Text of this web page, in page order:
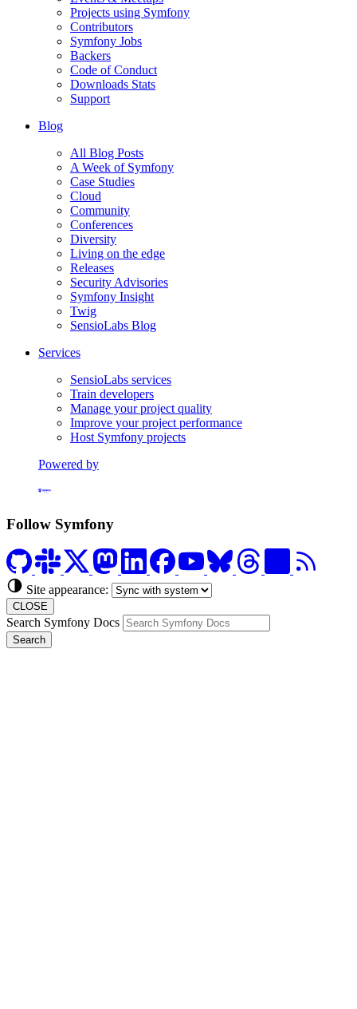
Projects using Symfony
Contributors
Symfony Jobs
Backers
Code of Conduct
Downloads Stats
Support
Blog
All Blog Posts
A Week of Symfony
Case Studies
Cloud
Community
Conferences
Diversity
Living on the edge
Releases
Security Advisories
Symfony Insight
Twig
SensioLabs Blog
Services
SensioLabs services
Train developers
Manage your project quality
Improve your project performance
Host Symfony projects
Powered by
Follow Symfony
Site appearance:
CLOSE
Search Symfony Docs
Search